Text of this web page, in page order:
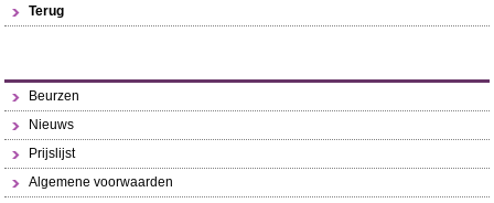
Terug
Beurzen
Nieuws
Prijslijst
Algemene voorwaarden